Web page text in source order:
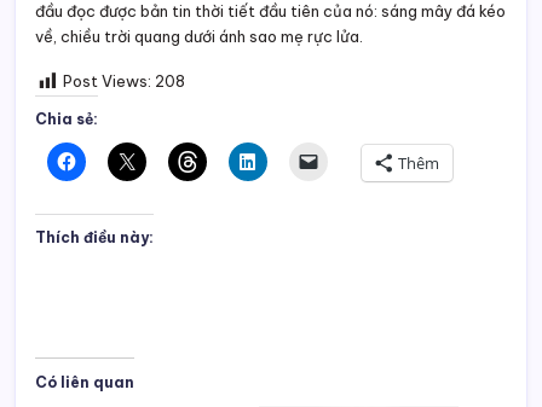
đầu đọc được bản tin thời tiết đầu tiên của nó: sáng mây đá kéo
về, chiều trời quang dưới ánh sao mẹ rực lửa.
Post Views: 208
Chia sẻ:
Thêm
Thích điều này:
Có liên quan